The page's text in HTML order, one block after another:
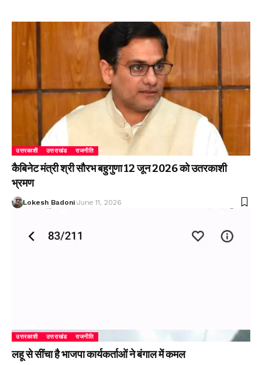
उत्तरकाशी उत्तराखंड राजनीति
कैबिनेट मंत्री श्री सौरभ बहुगुणा 12 जून 2026 को उतरकाशी
भ्रमण
Lokesh Badoni June 11, 2026
उत्तरकाशी उत्तराखंड राजनीति
लहू से सींचा है भाजपा कार्यकर्ताओं ने बंगाल में कमल